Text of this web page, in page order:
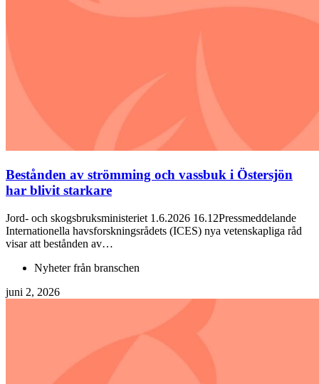
Bestånden av strömming och vassbuk i Östersjön
har blivit starkare
Jord- och skogsbruksministeriet 1.6.2026 16.12Pressmeddelande
Internationella havsforskningsrådets (ICES) nya vetenskapliga råd
visar att bestånden av…
Nyheter från branschen
juni 2, 2026